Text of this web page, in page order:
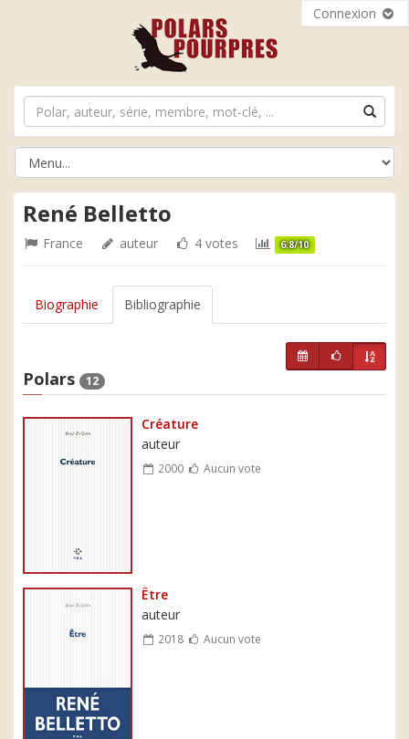
Connexion
René Belletto
France auteur 4 votes 6.8/10
Biographie Bibliographie
Polars 12
Créature
auteur
2000 Aucun vote
Être
auteur
2018 Aucun vote